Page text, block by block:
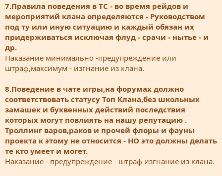
7.Правила поведения в ТС - во время рейдов и
мероприятий клана определяются - Руководством
под ту или иную ситуацию и каждый обязан их
придерживаться исключая флуд - срачи - нытье - и
др.
Наказание минимально -предупреждение или
штраф,максимум - изгнание из клана.
8.Поведение в чате игры,на форумах должно
соответствовать статусу Топ Клана,без школьных
замашек и буквенных действий последствия
которых могут повлиять на нашу репутацию .
Троллинг варов,раков и прочей флоры и фауны
проекта к этому не относится - НО это должны делать
те кто умеет и могет.
Наказание - предупреждение - штраф изгнание из клана.